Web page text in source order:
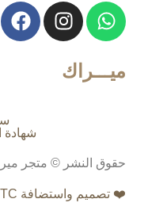
ميـــراك
شهادة
حقوق النشر © متجر ميراك
❤️ تصميم واستضافة ETC